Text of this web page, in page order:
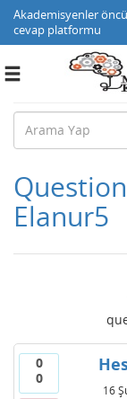
Akademisyenler
cevap platformu
Toggle
Elanur5
0
0
16